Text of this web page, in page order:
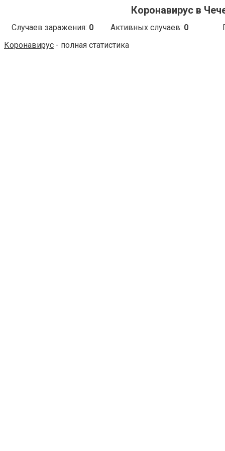
Коронавирус в
Случаев заражения: 0 Активных случаев: 0
Коронавирус - полная статистика